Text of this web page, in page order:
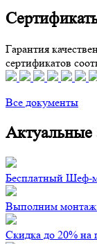
Гарантия
сертификатов
Все документы
Актуальные
Бесплатный Шеф-
Выполним монтаж
Скидка до 20% на